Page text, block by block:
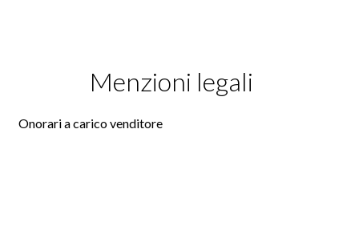
Menzioni legali
Onorari a carico venditore